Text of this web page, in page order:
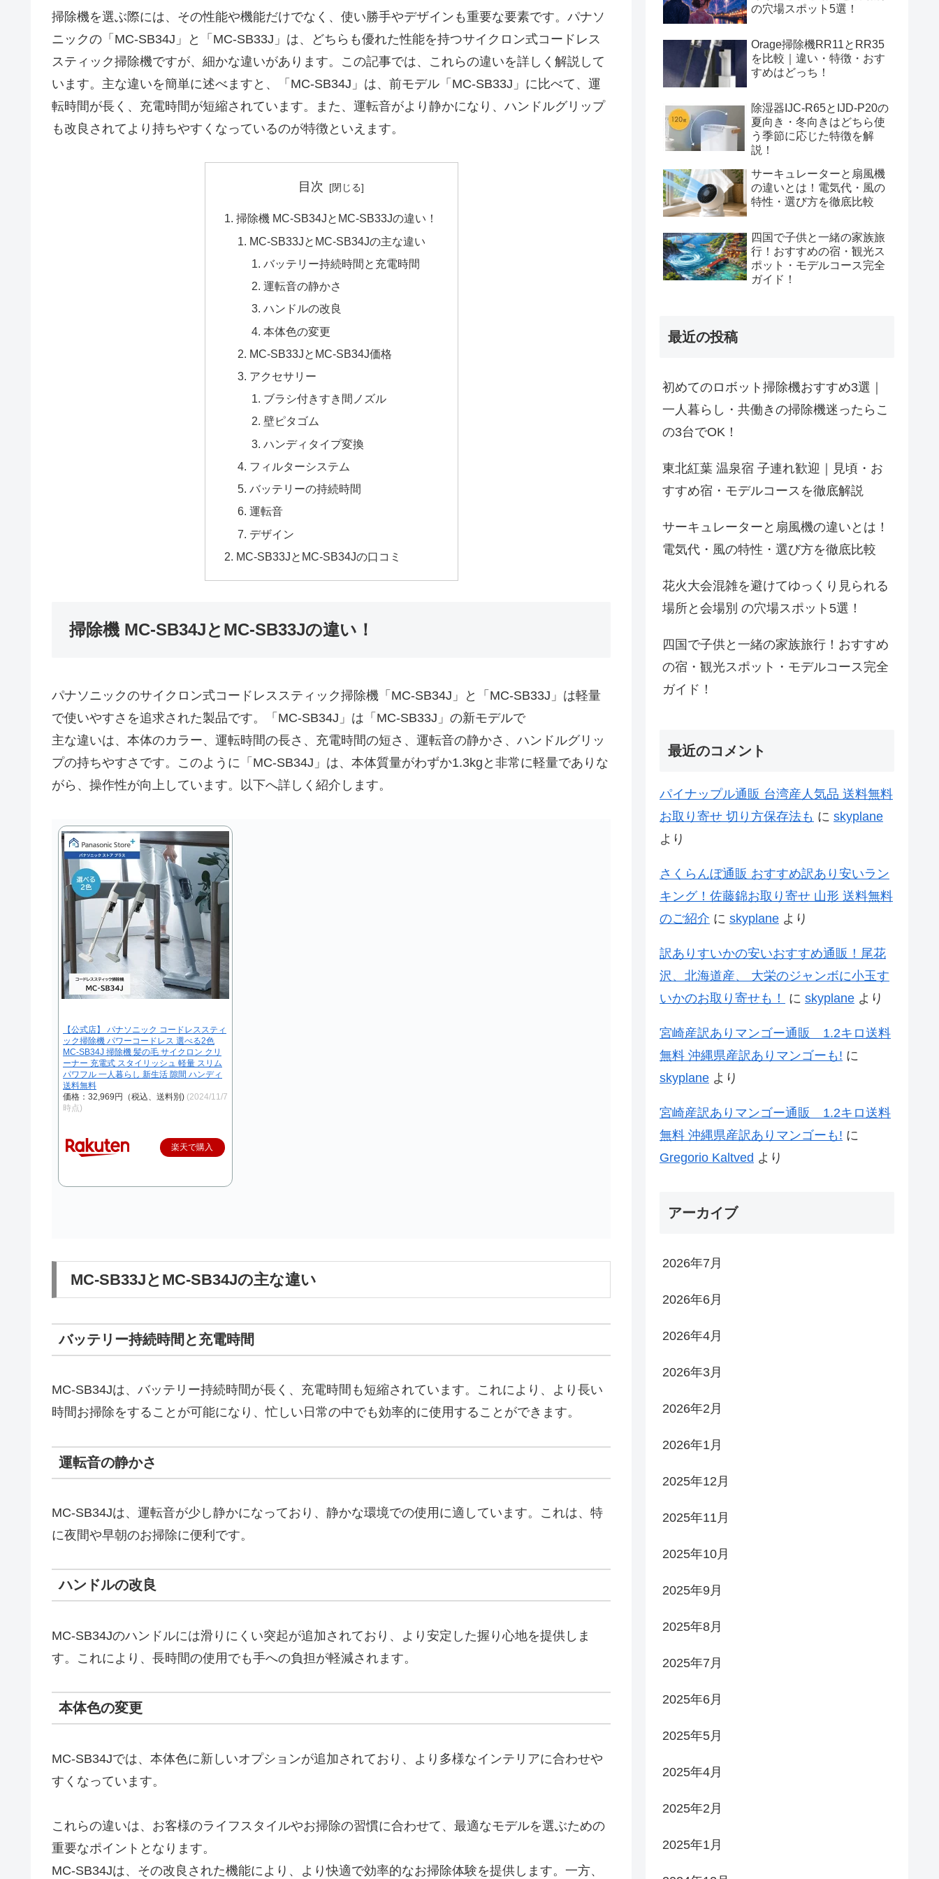
掃除機を選ぶ際には、その性能や機能だけでなく、使い勝手やデザインも重要な要素です。パナソ
ニックの「MC-SB34J」と「MC-SB33J」は、どちらも優れた性能を持つサイクロン式コードレス
スティック掃除機ですが、細かな違いがあります。この記事では、これらの違いを詳しく解説して
います。主な違いを簡単に述べますと、「MC-SB34J」は、前モデル「MC-SB33J」に比べて、運
転時間が長く、充電時間が短縮されています。また、運転音がより静かになり、ハンドルグリップ
も改良されてより持ちやすくなっているのが特徴といえます。
目次
掃除機 MC-SB34JとMC-SB33Jの違い！
MC-SB33JとMC-SB34Jの主な違い
バッテリー持続時間と充電時間
運転音の静かさ
ハンドルの改良
本体色の変更
MC-SB33JとMC-SB34J価格
アクセサリー
ブラシ付きすき間ノズル
壁ピタゴム
ハンディタイプ変換
フィルターシステム
バッテリーの持続時間
運転音
デザイン
MC-SB33JとMC-SB34Jの口コミ
掃除機 MC-SB34JとMC-SB33Jの違い！
パナソニックのサイクロン式コードレススティック掃除機「MC-SB34J」と「MC-SB33J」は軽量
で使いやすさを追求された製品です。「MC-SB34J」は「MC-SB33J」の新モデルで
主な違いは、本体のカラー、運転時間の長さ、充電時間の短さ、運転音の静かさ、ハンドルグリッ
プの持ちやすさです。このように「MC-SB34J」は、本体質量がわずか1.3kgと非常に軽量でありな
がら、操作性が向上しています。以下へ詳しく紹介します。
【公式店】 パナソニック コードレススティ
ック掃除機 パワーコードレス 選べる2色
MC-SB34J 掃除機 髪の毛 サイクロン クリ
ーナー 充電式 スタイリッシュ 軽量 スリム
パワフル 一人暮らし 新生活 隙間 ハンディ
送料無料
価格：32,969円（税込、送料別) (2024/11/7
時点)
楽天で購入
MC-SB33JとMC-SB34Jの主な違い
バッテリー持続時間と充電時間
MC-SB34Jは、バッテリー持続時間が長く、充電時間も短縮されています。これにより、より長い
時間お掃除をすることが可能になり、忙しい日常の中でも効率的に使用することができます。
運転音の静かさ
MC-SB34Jは、運転音が少し静かになっており、静かな環境での使用に適しています。これは、特
に夜間や早朝のお掃除に便利です。
ハンドルの改良
MC-SB34Jのハンドルには滑りにくい突起が追加されており、より安定した握り心地を提供しま
す。これにより、長時間の使用でも手への負担が軽減されます。
本体色の変更
MC-SB34Jでは、本体色に新しいオプションが追加されており、より多様なインテリアに合わせや
すくなっています。
これらの違いは、お客様のライフスタイルやお掃除の習慣に合わせて、最適なモデルを選ぶための
重要なポイントとなります。
MC-SB34Jは、その改良された機能により、より快適で効率的なお掃除体験を提供します。一方、
の穴場スポット5選！
Orage掃除機RR11とRR35
を比較｜違い・特徴・おす
すめはどっち！
除湿器IJC-R65とIJD-P20の
夏向き・冬向きはどちら使
う季節に応じた特徴を解
説！
サーキュレーターと扇風機
の違いとは！電気代・風の
特性・選び方を徹底比較
四国で子供と一緒の家族旅
行！おすすめの宿・観光ス
ポット・モデルコース完全
ガイド！
最近の投稿
初めてのロボット掃除機おすすめ3選｜
一人暮らし・共働きの掃除機迷ったらこ
の3台でOK！
東北紅葉 温泉宿 子連れ歓迎｜見頃・お
すすめ宿・モデルコースを徹底解説
サーキュレーターと扇風機の違いとは！
電気代・風の特性・選び方を徹底比較
花火大会混雑を避けてゆっくり見られる
場所と会場別 の穴場スポット5選！
四国で子供と一緒の家族旅行！おすすめ
の宿・観光スポット・モデルコース完全
ガイド！
最近のコメント
パイナップル通販 台湾産人気品 送料無料
お取り寄せ 切り方保存法も に skyplane
より
さくらんぼ通販 おすすめ訳あり安いラン
キング！佐藤錦お取り寄せ 山形 送料無料
のご紹介 に skyplane より
訳ありすいかの安いおすすめ通販！尾花
沢、北海道産、 大栄のジャンボに小玉す
いかのお取り寄せも！
に skyplane より
宮崎産訳ありマンゴー通販 1.2キロ送料
無料 沖縄県産訳ありマンゴーも! に
skyplane より
宮崎産訳ありマンゴー通販 1.2キロ送料
無料 沖縄県産訳ありマンゴーも! に
Gregorio Kaltved より
アーカイブ
2026年7月
2026年6月
2026年4月
2026年3月
2026年2月
2026年1月
2025年12月
2025年11月
2025年10月
2025年9月
2025年8月
2025年7月
2025年6月
2025年5月
2025年4月
2025年2月
2025年1月